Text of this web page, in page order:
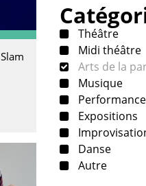
Slam
Théâtre
Midi théâtre
Arts de la
Musique
Expositions
Danse
Autre